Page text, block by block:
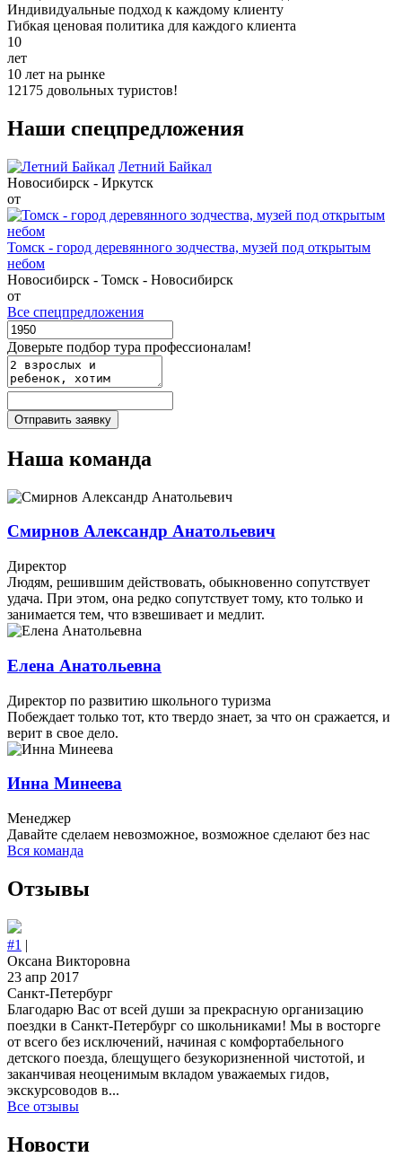
Индивидуальные подход к каждому клиенту
Гибкая ценовая политика для каждого клиента
10
лет
10 лет на рынке
12175 довольных туристов!
Наши спецпредложения
Летний Байкал
Новосибирск - Иркутск
от
Томск - город деревянного зодчества, музей под открытым
небом
Новосибирск - Томск - Новосибирск
от
Все спецпредложения
Доверьте подбор тура профессионалам!
Наша команда
Смирнов Александр Анатольевич
Директор
Людям, решившим действовать, обыкновенно сопутствует
удача. При этом, она редко сопутствует тому, кто только и
занимается тем, что взвешивает и медлит.
Елена Анатольевна
Директор по развитию школьного туризма
Побеждает только тот, кто твердо знает, за что он сражается, и
верит в свое дело.
Инна Минеева
Менеджер
Давайте сделаем невозможное, возможное сделают без нас
Вся команда
Отзывы
#1 |
Оксана Викторовна
23 апр 2017
Санкт-Петербург
Благодарю Вас от всей души за прекрасную организацию
поездки в Санкт-Петербург со школьниками! Мы в восторге
от всего без исключений, начиная с комфортабельного
детского поезда, блещущего безукоризненной чистотой, и
заканчивая неоценимым вкладом уважаемых гидов,
экскурсоводов в...
Все отзывы
Новости